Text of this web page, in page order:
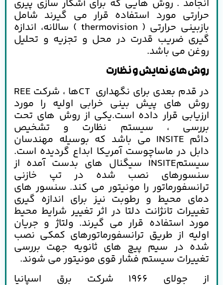
انجامد . روش هایی که برای آشکار سازی پیری
حرارتی مورد استفاده قرار می گیرند شامل
بازبینی حرارتی ( thermovision ) سالانه، اندازه
گیری ضریب قدرت در محل و تجزیه و تحلیل
روغن می باشد.
روش های نمایش و نظارت
در قدم بعدی برای نگهداری CTها ، شرکت REE
روش های پیش بینی خرابی اولیه را مورد
ارزیابی قرار داده است.یکی از روش های تحت
بررسی ، سیستم نظارت و تشخیص
دائم INSITE می باشد که بوسیله مهندسان
دابل در ماساچوست آمریکا ابداع گردیده است.
سیستمINSITE سیگنال های بدست آمده از
سنسورهای نصب شده در تپ خازنی
ترانسفورماتور را مونیتور می کند. سنسور های
دمای محیط و رطوبت نیز برای اندازه گیری
تغییرات تانژانت دلتا در اثر تغییر شرایط محیط
مورد استفاده قرار می گیرند. ولتاژ و جریان
اولیه از طریق ترانسفورماتورهای کمکی نصب
شده در سیم پیچ های ثانویه جهت بررسی
تغییرات سیستم فشار قوی مونیتور می شوند.
از جولای 1966 شرکت برق اسپانیا